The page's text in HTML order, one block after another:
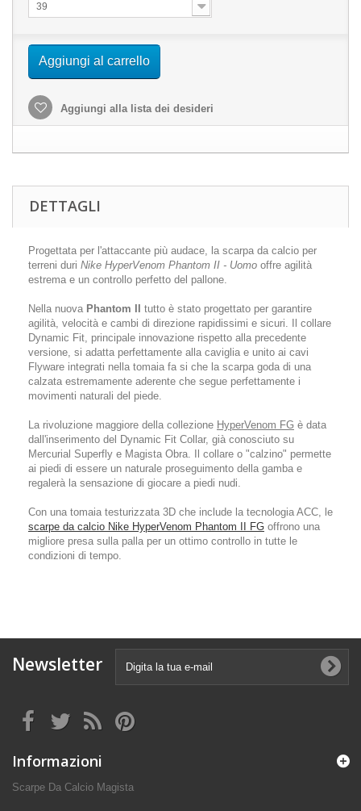
39
Aggiungi al carrello
Aggiungi alla lista dei desideri
DETTAGLI
Progettata per l'attaccante più audace, la scarpa da calcio per
terreni duri Nike HyperVenom Phantom II - Uomo offre agilità
estrema e un controllo perfetto del pallone.
Nella nuova Phantom II
tutto è stato progettato per garantire
agilità, velocità e cambi di direzione rapidissimi e sicuri. Il collare
Dynamic Fit, principale innovazione rispetto alla precedente
versione, si adatta perfettamente alla caviglia e unito ai cavi
Flyware integrati nella tomaia fa si che la scarpa goda di una
calzata estremamente aderente che segue perfettamente i
movimenti naturali del piede.
La rivoluzione maggiore della collezione HyperVenom FG è data
dall'inserimento del Dynamic Fit Collar, già conosciuto su
Mercurial Superfly e Magista Obra. Il collare o "calzino" permette
ai piedi di essere un naturale proseguimento della gamba e
regalerà la sensazione di giocare a piedi nudi.
Con una tomaia testurizzata 3D che include la tecnologia ACC, le
scarpe da calcio Nike HyperVenom Phantom II FG offrono una
migliore presa sulla palla per un ottimo controllo in tutte le
condizioni di tempo.
Newsletter
Informazioni
Scarpe Da Calcio Magista